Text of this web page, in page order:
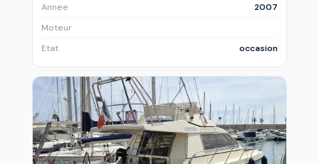
Annee
2007
Moteur
Etat
occasion